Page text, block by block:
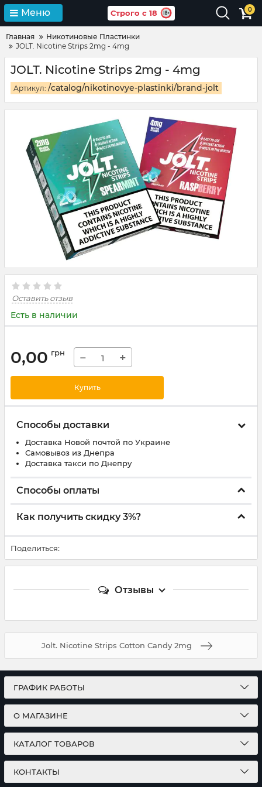
Меню Строго с 18 0
Главная
Никотиновые Пластинки
JOLT. Nicotine Strips 2mg - 4mg
JOLT. Nicotine Strips 2mg - 4mg
Артикул: /catalog/nikotinovye-plastinki/brand-jolt
Оставить отзыв
Есть в наличии
0,00 грн − +
Купить
Способы доставки
Доставка Новой почтой по Украине
Самовывоз из Днепра
Доставка такси по Днепру
Способы оплаты
Как получить скидку 3%?
Поделиться:
Отзывы
Jolt. Nicotine Strips Cotton Candy 2mg
ГРАФИК РАБОТЫ
О МАГАЗИНЕ
КАТАЛОГ ТОВАРОВ
КОНТАКТЫ